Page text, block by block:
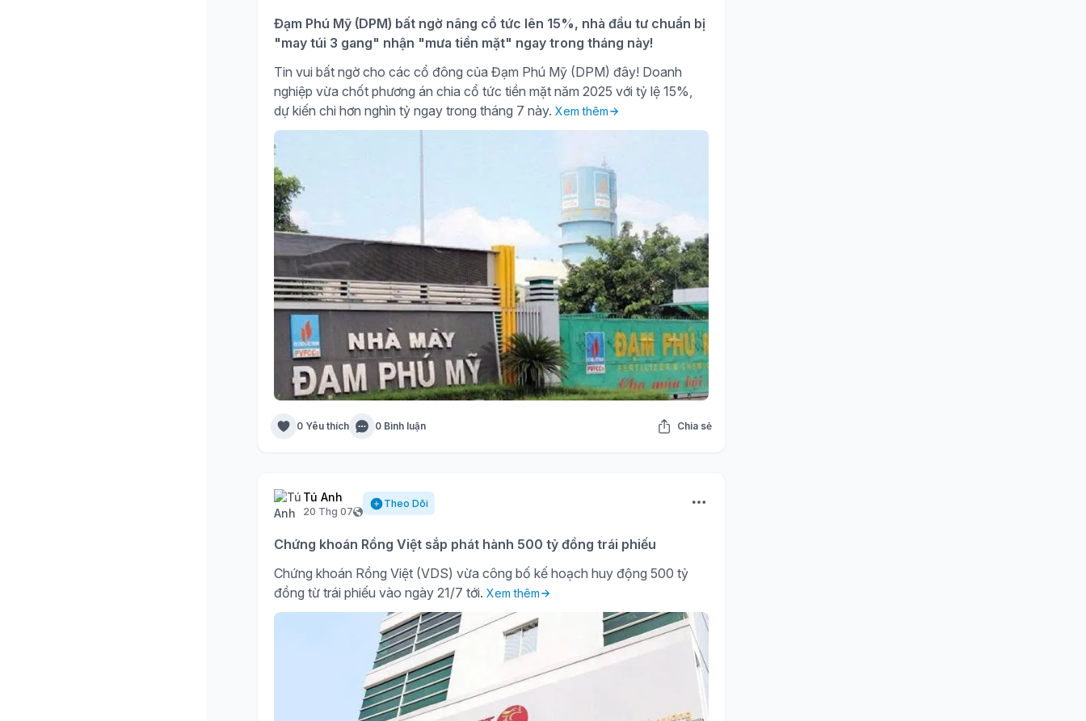
Đạm Phú Mỹ (DPM) bất ngờ nâng cổ tức lên 15%, nhà đầu tư chuẩn bị
"may túi 3 gang" nhận "mưa tiền mặt" ngay trong tháng này!
Tin vui bất ngờ cho các cổ đông của Đạm Phú Mỹ (DPM) đây! Doanh
nghiệp vừa chốt phương án chia cổ tức tiền mặt năm 2025 với tỷ lệ 15%,
dự kiến chi hơn nghìn tỷ ngay trong tháng 7 này. Xem thêm
0 Yêu thích 0 Bình luận Chia sẻ
Tú Anh
20 Thg 07
Theo Dõi
Chứng khoán Rồng Việt sắp phát hành 500 tỷ đồng trái phiếu
Chứng khoán Rồng Việt (VDS) vừa công bố kế hoạch huy động 500 tỷ
đồng từ trái phiếu vào ngày 21/7 tới. Xem thêm